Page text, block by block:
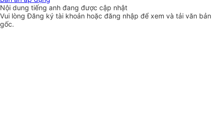
Nội dung tiếng anh đang được cập nhật
Vui lòngĐăng ký tài khoản hoặc đăng nhập để xem và tải văn bản
gốc.